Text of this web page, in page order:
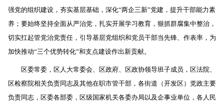
强党的组织建设，夯实基层基础，深化“两企三新”党建，提升干部能力素
养；要始终坚持全面从严治党，扎实开展学习教育，狠抓群腐集中整治，
切实扛起管党治党责任，引导基层党组织和党员干部当先锋、作表率，为
加快推动“三个优势转化”和支点建设作出新贡献。
区委常委，区人大常委会、区政府、区政协领导班子成员，区法院、
区检察院相关负责同志及其他在职市管干部，各街道（开发区）党政主要
负责同志，区委各部委，区级国家机关各委办局以及企事业单位，各人民